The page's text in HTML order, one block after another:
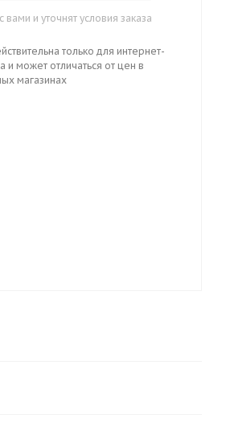
и уточнят условия заказа
только для интернет-
и может отличаться от цен в
магазинах